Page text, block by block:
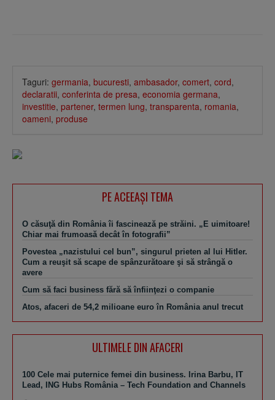
Taguri: germania, bucuresti, ambasador, comert, cord,
declaratii, conferinta de presa, economia germana,
investitie, partener, termen lung, transparenta, romania,
oameni, produse
PE ACEEAŞI TEMA
O căsuţă din România îi fascinează pe străini. „E uimitoare!
Chiar mai frumoasă decât în fotografii”
Povestea „nazistului cel bun”, singurul prieten al lui Hitler.
Cum a reuşit să scape de spânzurătoare şi să strângă o
avere
Cum să faci business fără să înfiinţezi o companie
Atos, afaceri de 54,2 milioane euro în România anul trecut
ULTIMELE DIN AFACERI
100 Cele mai puternice femei din business. Irina Barbu, IT
Lead, ING Hubs România – Tech Foundation and Channels